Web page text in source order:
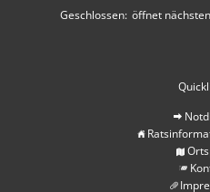
Klicken, um weitere
Geschlossen: öffnet